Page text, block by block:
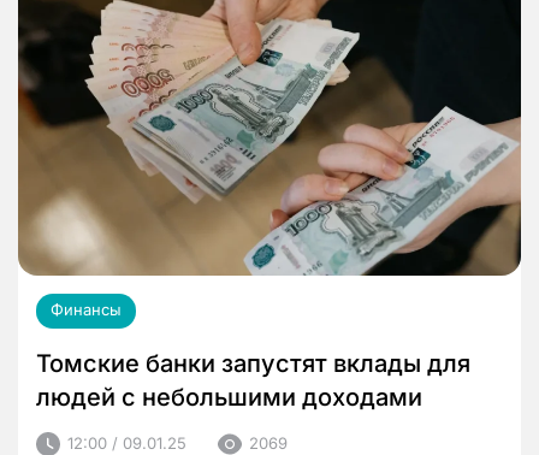
Финансы
Томские банки запустят вклады для
людей с небольшими доходами
12:00 / 09.01.25 2069